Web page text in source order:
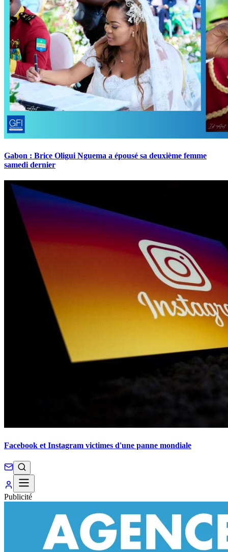
Gabon : Brice Oligui Nguema a épousé sa deuxième femme
samedi dernier
Facebook et Instagram victimes d'une panne mondiale
Publicité